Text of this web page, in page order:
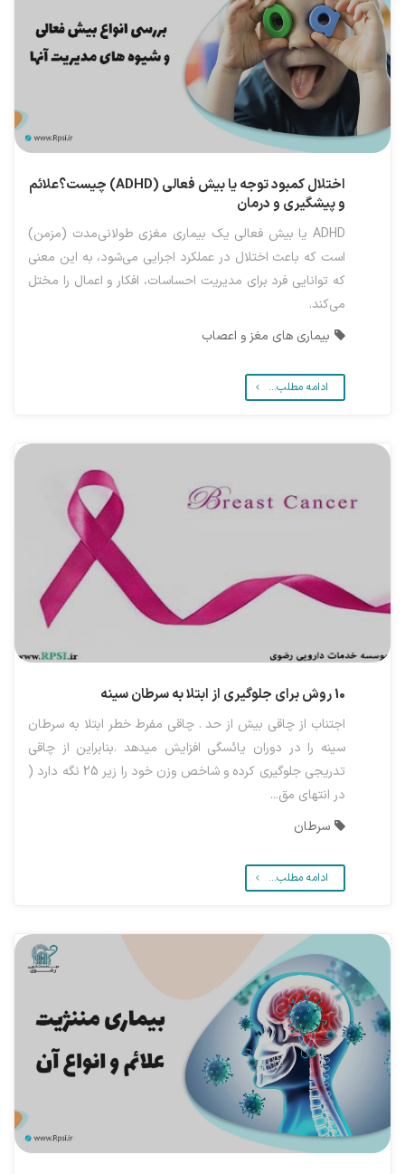
اختلال کمبود توجه یا بیش فعالی (ADHD) چیست؟علائم
و پیشگیری و درمان
ADHD یا بیش فعالی یک بیماری مغزی طولانی‌مدت (مزمن)
است که باعث اختلال در عملکرد اجرایی می‌شود، به این معنی
که توانایی فرد برای مدیریت احساسات، افکار و اعمال را مختل
می‌کند.
بیماری های مغز و اعصاب
ادامه مطلب...
10 روش برای جلوگیری از ابتلا به سرطان سینه
اجتناب از چاقی بیش از حد . چاقی مفرط خطر ابتلا به سرطان
سینه را در دوران یائسگی افزایش میدهد .بنابراین از چاقی
تدریجی جلوگیری کرده و شاخص وزن خود را زیر 25 نگه دارد (
در انتهای مق...
سرطان
ادامه مطلب...